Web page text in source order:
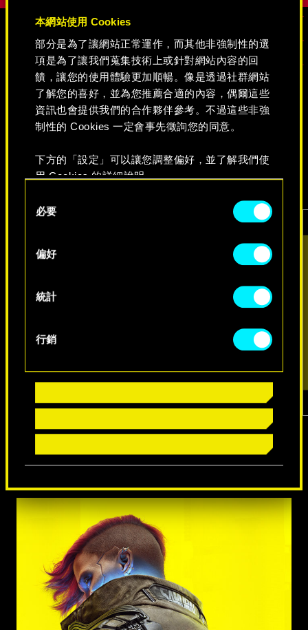
本網站使用 Cookies
部分是為了讓網站正常運作，而其他非強制性的選
項是為了讓我們蒐集技術上或針對網站內容的回
饋，讓您的使用體驗更加順暢。像是透過社群網站
了解您的喜好，並為您推薦合適的內容，偶爾這些
資訊也會提供我們的合作夥伴參考。不過這些非強
制性的 Cookies 一定會事先徵詢您的同意。
下方的「設定」可以讓您調整偏好，並了解我們使
用 Cookies 的詳細說明。
Selection
必要
偏好
統計
行銷
媒體
《電馭叛客 2077》
影片 遊戲擷圖 概念美術圖